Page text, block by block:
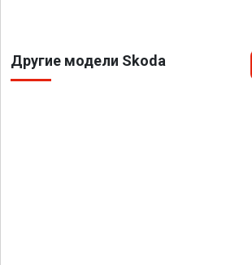
Другие модели Skoda